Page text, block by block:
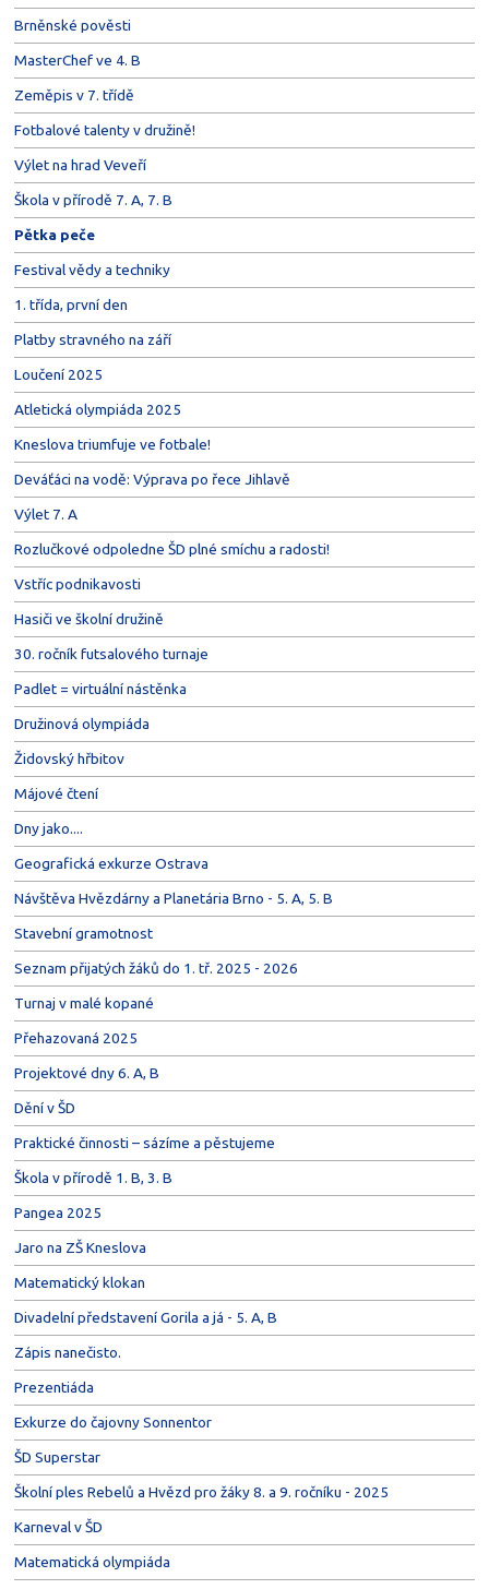
Brněnské pověsti
MasterChef ve 4. B
Zeměpis v 7. třídě
Fotbalové talenty v družině!
Výlet na hrad Veveří
Škola v přírodě 7. A, 7. B
Pětka peče
Festival vědy a techniky
1. třída, první den
Platby stravného na září
Loučení 2025
Atletická olympiáda 2025
Kneslova triumfuje ve fotbale!
Deváťáci na vodě: Výprava po řece Jihlavě
Výlet 7. A
Rozlučkové odpoledne ŠD plné smíchu a radosti!
Vstříc podnikavosti
Hasiči ve školní družině
30. ročník futsalového turnaje
Padlet = virtuální nástěnka
Družinová olympiáda
Židovský hřbitov
Májové čtení
Dny jako....
Geografická exkurze Ostrava
Návštěva Hvězdárny a Planetária Brno - 5. A, 5. B
Stavební gramotnost
Seznam přijatých žáků do 1. tř. 2025 - 2026
Turnaj v malé kopané
Přehazovaná 2025
Projektové dny 6. A, B
Dění v ŠD
Praktické činnosti – sázíme a pěstujeme
Škola v přírodě 1. B, 3. B
Pangea 2025
Jaro na ZŠ Kneslova
Matematický klokan
Divadelní představení Gorila a já - 5. A, B
Zápis nanečisto.
Prezentiáda
Exkurze do čajovny Sonnentor
ŠD Superstar
Školní ples Rebelů a Hvězd pro žáky 8. a 9. ročníku - 2025
Karneval v ŠD
Matematická olympiáda